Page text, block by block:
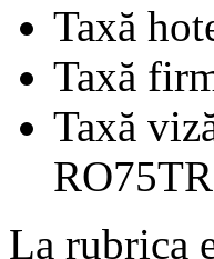
Taxă
Taxă
Taxă
La rubrica